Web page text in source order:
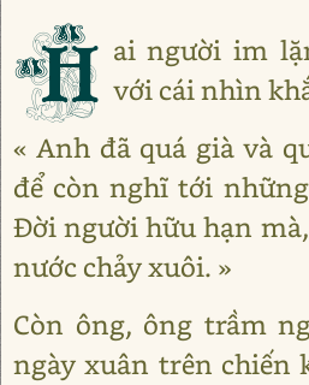
H ai người im
với cái nhìn
« Anh đã quá già và
để còn nghĩ tới
Đời người hữu hạn
nước chảy xuôi. »
Còn ông, ông trầm
ngày xuân trên chiến